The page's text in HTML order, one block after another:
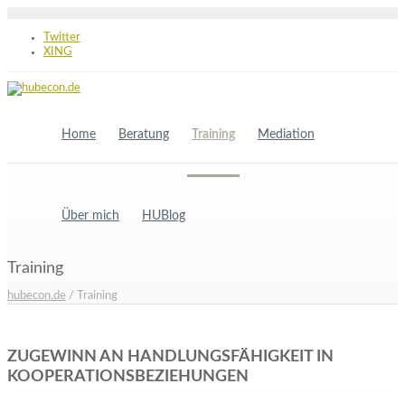
Twitter
XING
Home Beratung Training Mediation
Über mich HUBlog
Training
hubecon.de / Training
ZUGEWINN AN HANDLUNGSFÄHIGKEIT IN
KOOPERATIONSBEZIEHUNGEN